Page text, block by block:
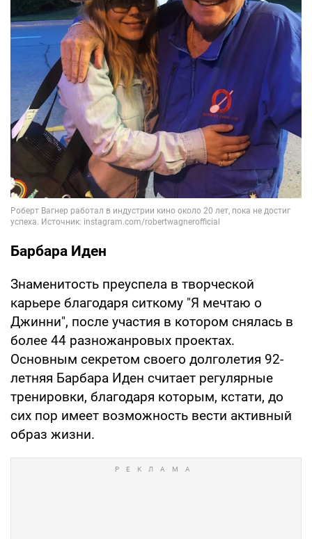
Барбара Иден
Знаменитость преуспела в творческой
карьере благодаря ситкому "Я мечтаю о
Джинни", после участия в котором снялась в
более 44 разножанровых проектах.
Основным секретом своего долголетия 92-
летняя Барбара Иден считает регулярные
тренировки, благодаря которым, кстати, до
сих пор имеет возможность вести активный
образ жизни.